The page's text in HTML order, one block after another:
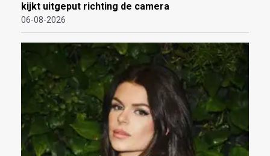
kijkt uitgeput richting de camera
06-08-2026